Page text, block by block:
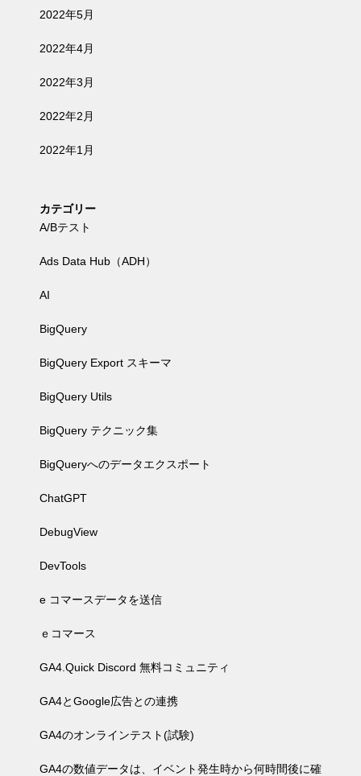
2022年5月
2022年4月
2022年3月
2022年2月
2022年1月
カテゴリー
A/Bテスト
Ads Data Hub（ADH）
AI
BigQuery
BigQuery Export スキーマ
BigQuery Utils
BigQuery テクニック集
BigQueryへのデータエクスポート
ChatGPT
DebugView
DevTools
e コマースデータを送信
ｅコマース
GA4.Quick Discord 無料コミュニティ
GA4とGoogle広告との連携
GA4のオンラインテスト(試験)
GA4の数値データは、イベント発生時から何時間後に確